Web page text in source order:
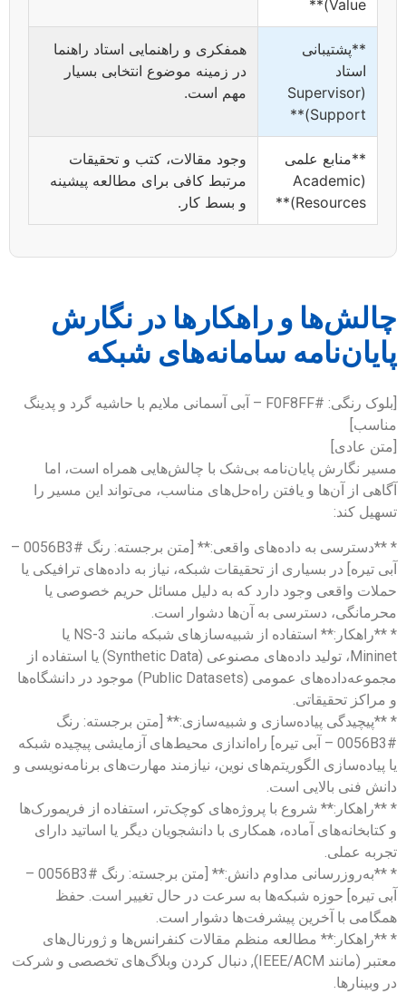
Value)**
**پشتیبانی
استاد
(Supervisor
Support)**
همفکری و راهنمایی استاد راهنما
در زمینه موضوع انتخابی بسیار
مهم است.
**منابع علمی
(Academic
Resources)**
وجود مقالات، کتب و تحقیقات
مرتبط کافی برای مطالعه پیشینه
و بسط کار.
چالش‌ها و راهکارها در نگارش
پایان‌نامه سامانه‌های شبکه
[بلوک رنگی: #F0F8FF – آبی آسمانی ملایم با حاشیه گرد و پدینگ
مناسب]
[متن عادی]
مسیر نگارش پایان‌نامه بی‌شک با چالش‌هایی همراه است، اما
آگاهی از آن‌ها و یافتن راه‌حل‌های مناسب، می‌تواند این مسیر را
تسهیل کند:
* **دسترسی به داده‌های واقعی:** [متن برجسته: رنگ #0056B3 –
آبی تیره] در بسیاری از تحقیقات شبکه، نیاز به داده‌های ترافیکی یا
حملات واقعی وجود دارد که به دلیل مسائل حریم خصوصی یا
محرمانگی، دسترسی به آن‌ها دشوار است.
* **راهکار:** استفاده از شبیه‌سازهای شبکه مانند NS-3 یا
Mininet، تولید داده‌های مصنوعی (Synthetic Data) یا استفاده از
مجموعه‌داده‌های عمومی (Public Datasets) موجود در دانشگاه‌ها
و مراکز تحقیقاتی.
* **پیچیدگی پیاده‌سازی و شبیه‌سازی:** [متن برجسته: رنگ
#0056B3 – آبی تیره] راه‌اندازی محیط‌های آزمایشی پیچیده شبکه
یا پیاده‌سازی الگوریتم‌های نوین، نیازمند مهارت‌های برنامه‌نویسی و
دانش فنی بالایی است.
* **راهکار:** شروع با پروژه‌های کوچک‌تر، استفاده از فریمورک‌ها
و کتابخانه‌های آماده، همکاری با دانشجویان دیگر یا اساتید دارای
تجربه عملی.
* **به‌روزرسانی مداوم دانش:** [متن برجسته: رنگ #0056B3 –
آبی تیره] حوزه شبکه‌ها به سرعت در حال تغییر است. حفظ
همگامی با آخرین پیشرفت‌ها دشوار است.
* **راهکار:** مطالعه منظم مقالات کنفرانس‌ها و ژورنال‌های
معتبر (مانند IEEE/ACM), دنبال کردن وبلاگ‌های تخصصی و شرکت
در وبینارها.